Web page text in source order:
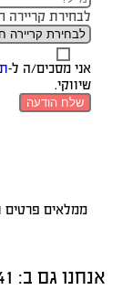
לבחירת קריירה
אני מסכים/ה ל-
שיווקי.
שלח הודעה
ממלאים פרטים
אנחנו גם ב:​ 1700-700-741